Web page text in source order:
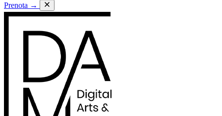
Prenota →